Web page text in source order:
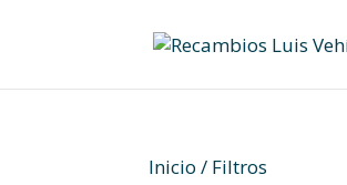
Inicio / Filtros